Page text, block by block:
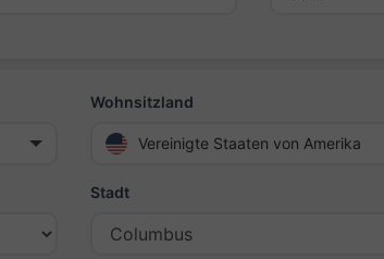
Wohnsitzland
Vereinigte Staaten von Amerika
Stadt